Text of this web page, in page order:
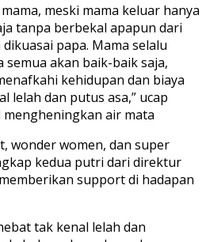
meski mama keluar hanya
tanpa berbekal apapun dari
papa. Mama selalu
semua akan baik-baik saja,
kehidupan dan biaya
lelah dan putus asa,” ucap
air mata
wonder women, dan super
kedua putri dari direktur
support di hadapan
tak kenal lelah dan